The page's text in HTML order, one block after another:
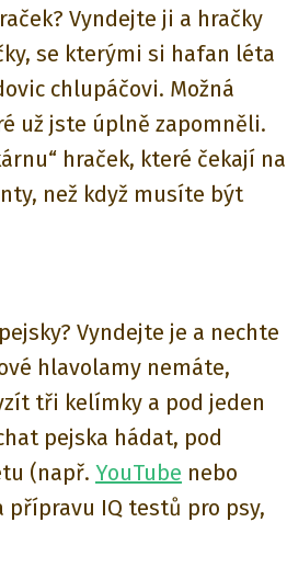
Vyndejte ji a hračky
se kterými si hafan léta
chlupáčovi. Možná
už jste úplně zapomněli.
hraček, které čekají na
než když musíte být
Vyndejte je a nechte
hlavolamy nemáte,
tři kelímky a pod jeden
pejska hádat, pod
(např. YouTube nebo
přípravu IQ testů pro psy,